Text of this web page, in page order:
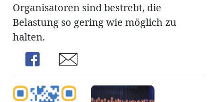
Organisatoren sind bestrebt, die
Belastung so gering wie möglich zu
halten.
Share
Share